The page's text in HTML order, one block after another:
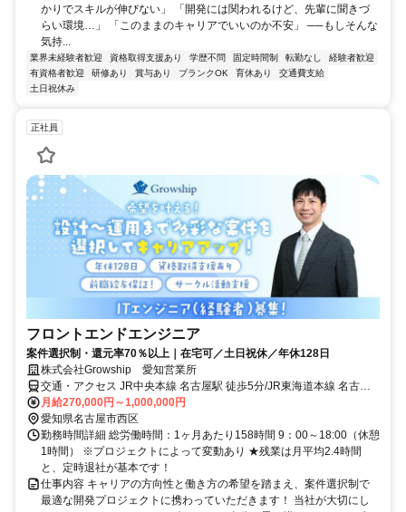
かりでスキルが伸びない」 「開発には関われるけど、先輩に聞きづ
らい環境…」 「このままのキャリアでいいのか不安」 ──もしそんな
気持...
業界未経験者歓迎 資格取得支援あり 学歴不問 固定時間制 転勤なし
経験者歓迎
有資格者歓迎
研修あり 賞与あり ブランクOK 育休あり
交通費支給
土日祝休み
正社員
フロントエンドエンジニア
案件選択制・還元率70％以上｜在宅可／土日祝休／年休128日
株式会社Growship 愛知営業所
交通・アクセス JR中央本線 名古屋駅 徒歩5分/JR東海道本線 名古屋
駅 徒歩5分/名古屋市営東山線 亀島駅 徒歩8分/近鉄名古屋線 近鉄名古
屋駅 徒歩9分/名鉄名古屋本線 名鉄名古屋駅 徒歩11分/名古屋市営桜通
線 国際センター駅 徒歩13分/名鉄名古屋本線 栄生駅 徒歩16分
月給270,000円～1,000,000円
愛知県名古屋市西区
勤務時間詳細 総労働時間：1ヶ月あたり158時間 9：00～18:00（休憩
1時間） ※プロジェクトによって変動あり ★残業は月平均2.4時間
と、定時退社が基本です！
仕事内容 キャリアの方向性と働き方の希望を踏まえ、案件選択制で
最適な開発プロジェクトに携わっていただきます！ 当社が大切にし